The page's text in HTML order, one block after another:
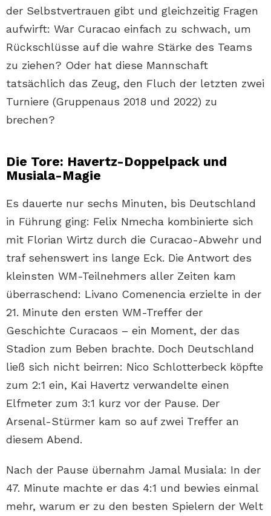
der Selbstvertrauen gibt und gleichzeitig Fragen
aufwirft: War Curacao einfach zu schwach, um
Rückschlüsse auf die wahre Stärke des Teams
zu ziehen? Oder hat diese Mannschaft
tatsächlich das Zeug, den Fluch der letzten zwei
Turniere (Gruppenaus 2018 und 2022) zu
brechen?
Die Tore: Havertz-Doppelpack und
Musiala-Magie
Es dauerte nur sechs Minuten, bis Deutschland
in Führung ging: Felix Nmecha kombinierte sich
mit Florian Wirtz durch die Curacao-Abwehr und
traf sehenswert ins lange Eck. Die Antwort des
kleinsten WM-Teilnehmers aller Zeiten kam
überraschend: Livano Comenencia erzielte in der
21. Minute den ersten WM-Treffer der
Geschichte Curacaos – ein Moment, der das
Stadion zum Beben brachte. Doch Deutschland
ließ sich nicht beirren: Nico Schlotterbeck köpfte
zum 2:1 ein, Kai Havertz verwandelte einen
Elfmeter zum 3:1 kurz vor der Pause. Der
Arsenal-Stürmer kam so auf zwei Treffer an
diesem Abend.
Nach der Pause übernahm Jamal Musiala: In der
47. Minute machte er das 4:1 und bewies einmal
mehr, warum er zu den besten Spielern der Welt